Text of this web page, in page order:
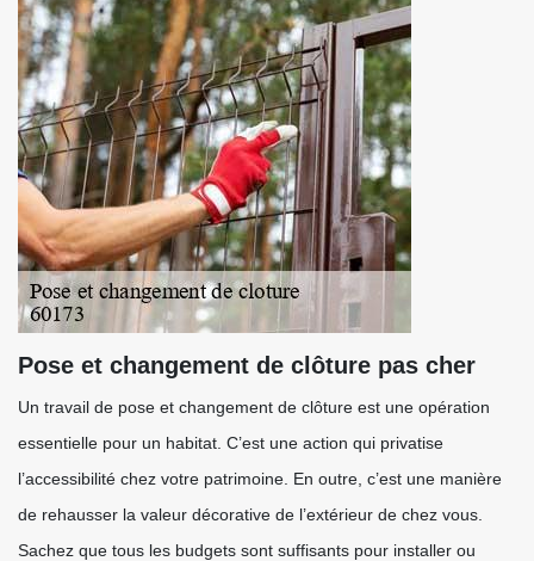
Pose et changement de clôture pas cher
Un travail de pose et changement de clôture est une opération
essentielle pour un habitat. C’est une action qui privatise
l’accessibilité chez votre patrimoine. En outre, c’est une manière
de rehausser la valeur décorative de l’extérieur de chez vous.
Sachez que tous les budgets sont suffisants pour installer ou